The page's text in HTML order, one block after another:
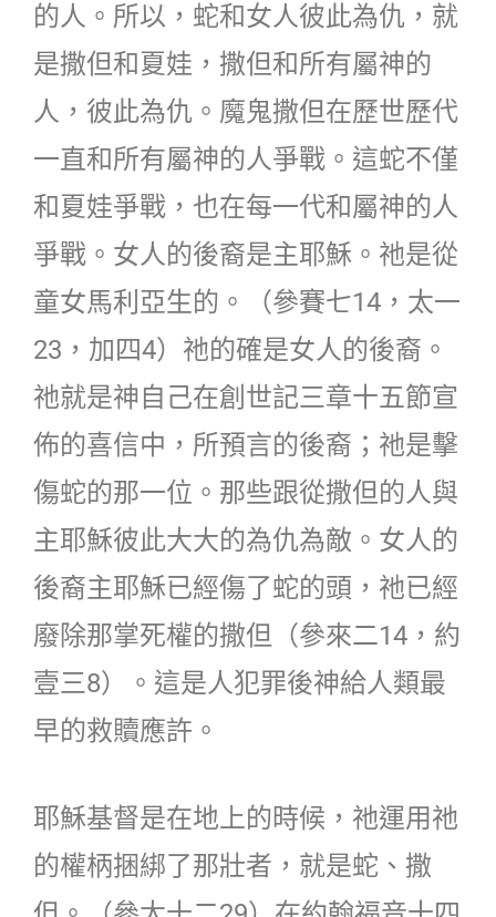
的人。所以，蛇和女人彼此為仇，就
是撒但和夏娃，撒但和所有屬神的
人，彼此為仇。魔鬼撒但在歷世歷代
一直和所有屬神的人爭戰。這蛇不僅
和夏娃爭戰，也在每一代和屬神的人
爭戰。女人的後裔是主耶穌。祂是從
童女馬利亞生的。（參賽七14，太一
23，加四4）祂的確是女人的後裔。
祂就是神自己在創世記三章十五節宣
佈的喜信中，所預言的後裔；祂是擊
傷蛇的那一位。那些跟從撒但的人與
主耶穌彼此大大的為仇為敵。女人的
後裔主耶穌已經傷了蛇的頭，祂已經
廢除那掌死權的撒但（參來二14，約
壹三8）。這是人犯罪後神給人類最
早的救贖應許。
耶穌基督是在地上的時候，祂運用祂
的權柄捆綁了那壯者，就是蛇、撒